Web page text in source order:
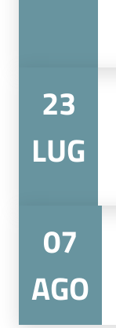
23
LUG
07
AGO